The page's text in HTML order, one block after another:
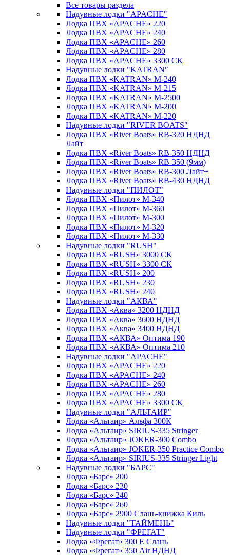
Все товары раздела
Надувные лодки "APACHE"
Лодка ПВХ «APACHE» 220
Лодка ПВХ «APACHE» 240
Лодка ПВХ «APACHE» 260
Лодка ПВХ «APACHE» 280
Лодка ПВХ «APACHE» 3300 СК
Надувные лодки "KATRAN"
Лодка ПВХ «KATRAN» M-240
Лодка ПВХ «KATRAN» M-215
Лодка ПВХ «KATRAN» M-2500
Лодка ПВХ «KATRAN» M-200
Лодка ПВХ «KATRAN» M-220
Надувные лодки "RIVER BOATS"
Лодка ПВХ «River Boats» RB-320 НДНД
Лайт
Лодка ПВХ «River Boats» RB-350 НДНД
Лодка ПВХ «River Boats» RB-350 (9мм)
Лодка ПВХ «River Boats» RB-300 Лайт+
Лодка ПВХ «River Boats» RB-430 НДНД
Надувные лодки "ПИЛОТ"
Лодка ПВХ «Пилот» М-340
Лодка ПВХ «Пилот» М-360
Лодка ПВХ «Пилот» М-300
Лодка ПВХ «Пилот» М-320
Лодка ПВХ «Пилот» М-330
Надувные лодки "RUSH"
Лодка ПВХ «RUSH» 3000 СК
Лодка ПВХ «RUSH» 3300 СК
Лодка ПВХ «RUSH» 200
Лодка ПВХ «RUSH» 230
Лодка ПВХ «RUSH» 240
Надувные лодки "АКВА"
Лодка ПВХ «Аква» 3200 НДНД
Лодка ПВХ «Аква» 3600 НДНД
Лодка ПВХ «Аква» 3400 НДНД
Лодка ПВХ «АКВА» Оптима 190
Лодка ПВХ «АКВА» Оптима 210
Надувные лодки "APACHE"
Лодка ПВХ «APACHE» 220
Лодка ПВХ «APACHE» 240
Лодка ПВХ «APACHE» 260
Лодка ПВХ «APACHE» 280
Лодка ПВХ «APACHE» 3300 СК
Надувные лодки "АЛЬТАИР"
Лодка «Альтаир» Альфа 300К
Лодка «Альтаир» SIRIUS-335 Stringer
Лодка «Альтаир» JOKER-300 Combo
Лодка «Альтаир» JOKER-350 Practice Combo
Лодка «Альтаир» SIRIUS-335 Stringer Light
Надувные лодки "БАРС"
Лодка «Барс» 200
Лодка «Барс» 230
Лодка «Барс» 240
Лодка «Барс» 260
Лодка «Барс» 2900 Слань-книжка Киль
Надувные лодки "ТАЙМЕНЬ"
Надувные лодки "ФРЕГАТ"
Лодка «Фрегат» 300 Е Слань
Лодка «Фрегат» 350 Air НДНД